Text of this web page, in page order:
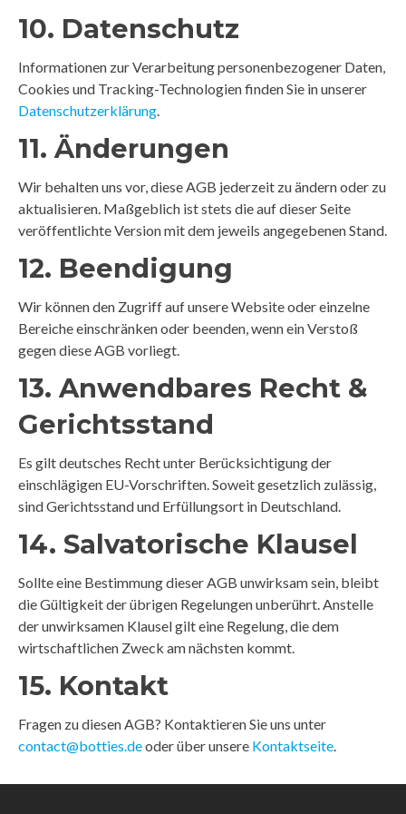
10. Datenschutz
Informationen zur Verarbeitung personenbezogener Daten,
Cookies und Tracking-Technologien finden Sie in unserer
Datenschutzerklärung.
11. Änderungen
Wir behalten uns vor, diese AGB jederzeit zu ändern oder zu
aktualisieren. Maßgeblich ist stets die auf dieser Seite
veröffentlichte Version mit dem jeweils angegebenen Stand.
12. Beendigung
Wir können den Zugriff auf unsere Website oder einzelne
Bereiche einschränken oder beenden, wenn ein Verstoß
gegen diese AGB vorliegt.
13. Anwendbares Recht &
Gerichtsstand
Es gilt deutsches Recht unter Berücksichtigung der
einschlägigen EU-Vorschriften. Soweit gesetzlich zulässig,
sind Gerichtsstand und Erfüllungsort in Deutschland.
14. Salvatorische Klausel
Sollte eine Bestimmung dieser AGB unwirksam sein, bleibt
die Gültigkeit der übrigen Regelungen unberührt. Anstelle
der unwirksamen Klausel gilt eine Regelung, die dem
wirtschaftlichen Zweck am nächsten kommt.
15. Kontakt
Fragen zu diesen AGB? Kontaktieren Sie uns unter
contact@botties.deoder über unsere Kontaktseite.